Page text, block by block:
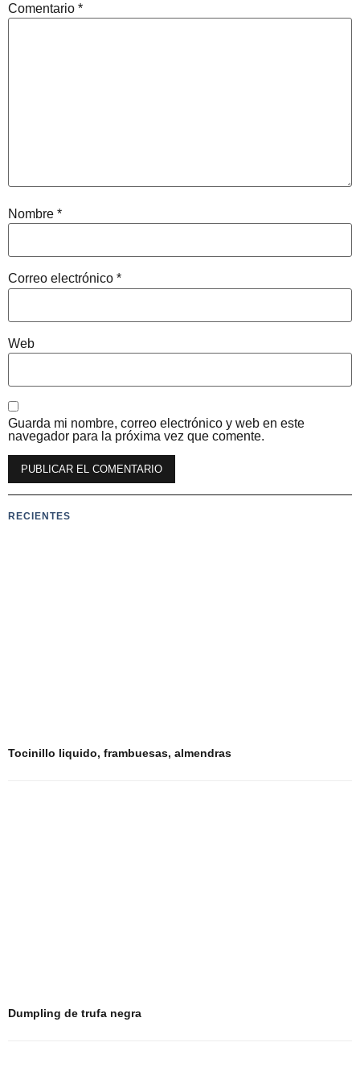
Comentario *
Nombre *
Correo electrónico *
Web
Guarda mi nombre, correo electrónico y web en este
navegador para la próxima vez que comente.
RECIENTES
Tocinillo liquido, frambuesas, almendras
Dumpling de trufa negra